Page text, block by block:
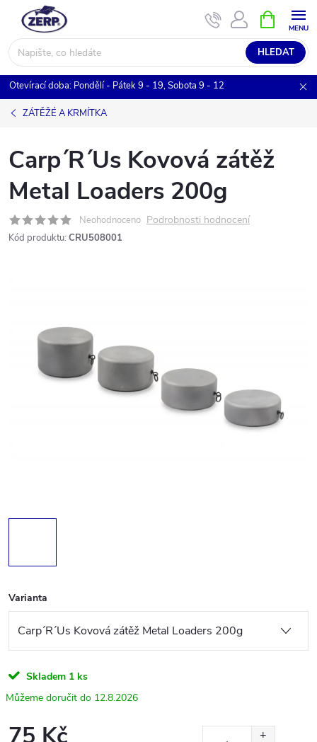
obsah
HLEDAT
NÁKUPNÍ
KOŠÍK
Otevírací doba: Pondělí - Pátek 9 - 19, Sobota 9 - 12
ZÁTĚŽÉ A KRMÍTKA
Carp´R´Us Kovová zátěž
Metal Loaders 200g
Neohodnoceno Podrobnosti hodnocení
Kód produktu: CRU508001
Varianta
Skladem 1 ks
12.8.2026
75 Kč